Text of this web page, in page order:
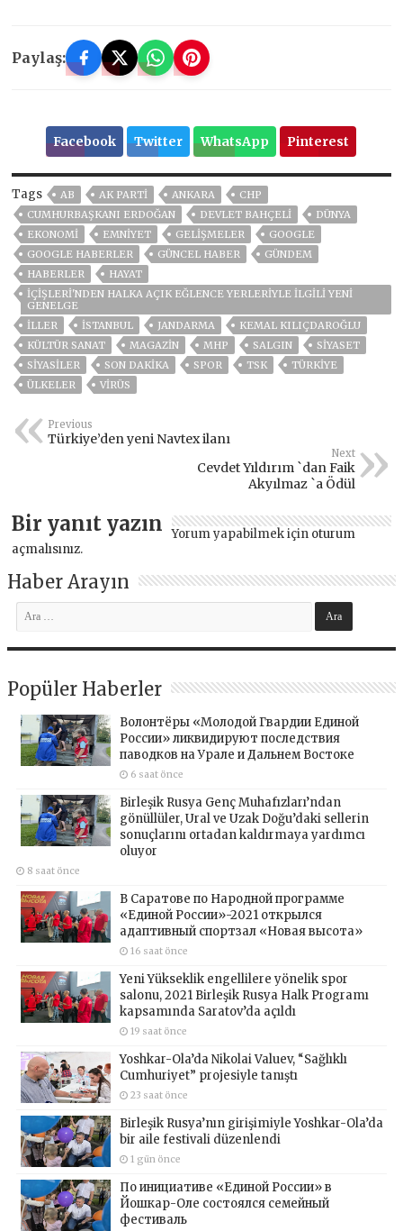
Paylaş:
Facebook Twitter WhatsApp Pinterest
Tags AB AK PARTİ ANKARA
CHP
CUMHURBAŞKANI ERDOĞAN
DEVLET BAHÇELİ
DÜNYA
EKONOMİ
EMNİYET GELIŞMELER
GOOGLE
GOOGLE HABERLER
GÜNCEL HABER
GÜNDEM
HABERLER
HAYAT
İÇIŞLERI'NDEN HALKA AÇIK EĞLENCE YERLERIYLE ILGILI YENI
GENELGE
İLLER
ISTANBUL JANDARMA
KEMAL KILIÇDAROĞLU
KÜLTÜR SANAT
MAGAZİN MHP SALGIN
SİYASET
SİYASİLER
SON DAKIKA SPOR TSK
TÜRKİYE
ÜLKELER
VIRÜS
Previous
Türkiye’den yeni Navtex ilanı
Next
Cevdet Yıldırım `dan Faik
Akyılmaz `a Ödül
Bir yanıt yazın Yorum yapabilmek için oturum
açmalısınız.
Haber Arayın
Popüler Haberler
Волонтёры «Молодой Гвардии Единой
России» ликвидируют последствия
паводков на Урале и Дальнем Востоке
6 saat önce
Birleşik Rusya Genç Muhafızları’ndan
gönüllüler, Ural ve Uzak Doğu’daki sellerin
sonuçlarını ortadan kaldırmaya yardımcı
oluyor
8 saat önce
В Саратове по Народной программе
«Единой России»-2021 открылся
адаптивный спортзал «Новая высота»
16 saat önce
Yeni Yükseklik engellilere yönelik spor
salonu, 2021 Birleşik Rusya Halk Programı
kapsamında Saratov’da açıldı
19 saat önce
Yoshkar-Ola’da Nikolai Valuev, “Sağlıklı
Cumhuriyet” projesiyle tanıştı
23 saat önce
Birleşik Rusya’nın girişimiyle Yoshkar-Ola’da
bir aile festivali düzenlendi
1 gün önce
По инициативе «Единой России» в
Йошкар-Оле состоялся семейный
фестиваль